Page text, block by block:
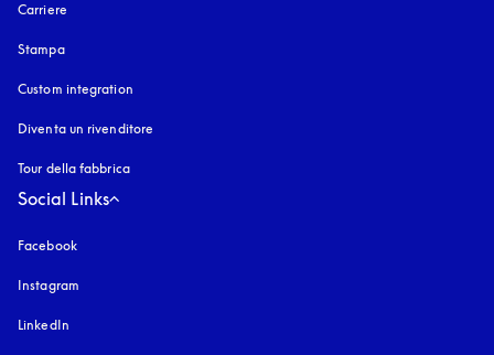
Carriere
Stampa
Custom integration
Diventa un rivenditore
Tour della fabbrica
Social Links
Facebook
Instagram
LinkedIn